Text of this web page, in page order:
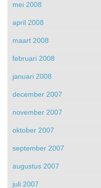
mei 2008
april 2008
maart 2008
februari 2008
januari 2008
december 2007
november 2007
oktober 2007
september 2007
augustus 2007
juli 2007